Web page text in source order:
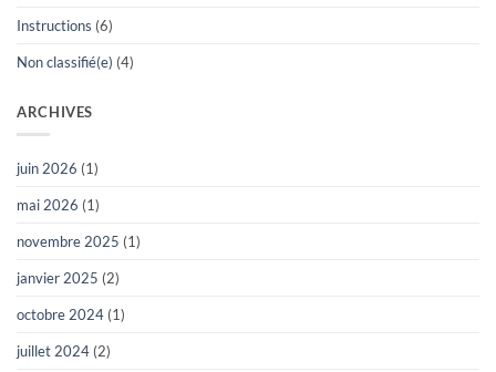
Instructions (6)
Non classifié(e) (4)
ARCHIVES
juin 2026 (1)
mai 2026 (1)
novembre 2025 (1)
janvier 2025 (2)
octobre 2024 (1)
juillet 2024 (2)